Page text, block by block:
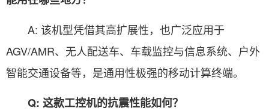
A: 该机型凭借其高扩展性，也广泛应用于
AGV/AMR、无人配送车、车载监控与信息系统、户外
智能交通设备等，是通用性极强的移动计算终端。
Q: 这款工控机的抗震性能如何？